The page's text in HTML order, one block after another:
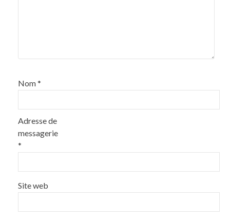
Nom*
Adresse de
messagerie
*
Site web